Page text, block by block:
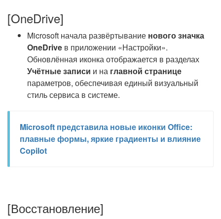
[OneDrive]
Microsoft начала развёртывание нового значка
OneDrive в приложении «Настройки».
Обновлённая иконка отображается в разделах
Учётные записи и на главной странице
параметров, обеспечивая единый визуальный
стиль сервиса в системе.
Microsoft представила новые иконки Office:
плавные формы, яркие градиенты и влияние
Copilot
[Восстановление]